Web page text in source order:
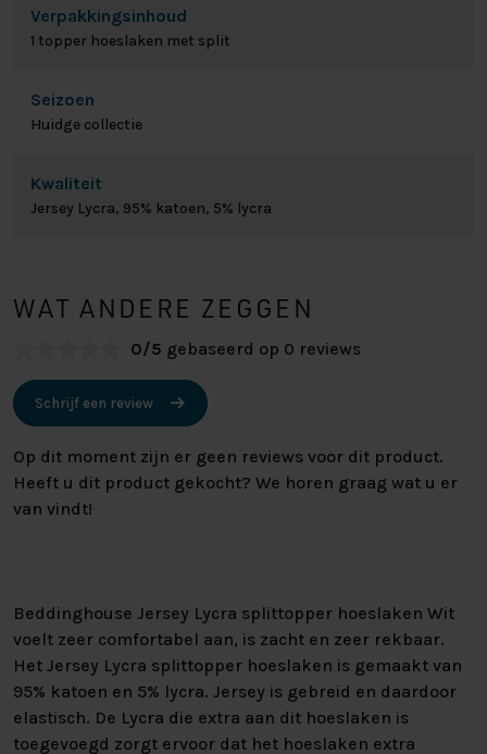
Verpakkingsinhoud
1 topper hoeslaken met split
Seizoen
Huidge collectie
Kwaliteit
Jersey Lycra, 95% katoen, 5% lycra
WAT ANDERE ZEGGEN
0/5 gebaseerd op 0 reviews
Schrijf een review
Op dit moment zijn er geen reviews voor dit product.
Heeft u dit product gekocht? We horen graag wat u er
van vindt!
Beddinghouse Jersey Lycra splittopper hoeslaken Wit
voelt zeer comfortabel aan, is zacht en zeer rekbaar.
Het Jersey Lycra splittopper hoeslaken is gemaakt van
95% katoen en 5% lycra. Jersey is gebreid en daardoor
elastisch. De Lycra die extra aan dit hoeslaken is
toegevoegd zorgt ervoor dat het hoeslaken extra